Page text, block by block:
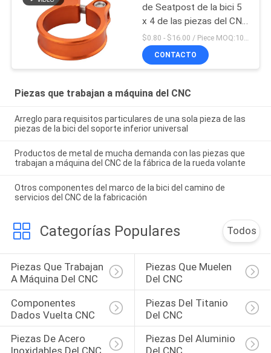
de Seatpost de la bici 5
x 4 de las piezas del CNC
de la precisión que
trabajan a máquina
$0.80 - $16.00 / Piece MOQ:10 pedazos
CONTACTO
Piezas que trabajan a máquina del CNC
Arreglo para requisitos particulares de una sola pieza de las
piezas de la bici del soporte inferior universal
Productos de metal de mucha demanda con las piezas que
trabajan a máquina del CNC de la fábrica de la rueda volante
Otros componentes del marco de la bici del camino de
servicios del CNC de la fabricación
Categorías Populares Todos
Piezas Que Trabajan
A Máquina Del CNC
Piezas Que Muelen
Del CNC
Componentes
Dados Vuelta CNC
Piezas Del Titanio
Del CNC
Piezas De Acero
Piezas Del Aluminio